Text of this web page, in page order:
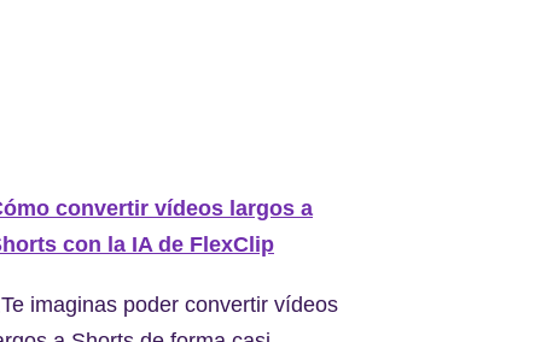
convertir vídeos largos a
con la IA de FlexClip
imaginas poder convertir vídeos